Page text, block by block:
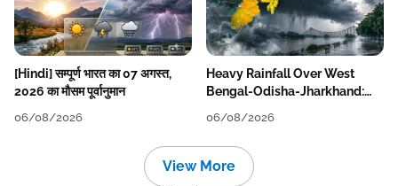
[Hindi] सम्पूर्ण भारत का 07 अगस्त,
2026 का मौसम पूर्वानुमान
06/08/2026
Heavy Rainfall Over West
Bengal-Odisha-Jharkhand:
06/08/2026
View More